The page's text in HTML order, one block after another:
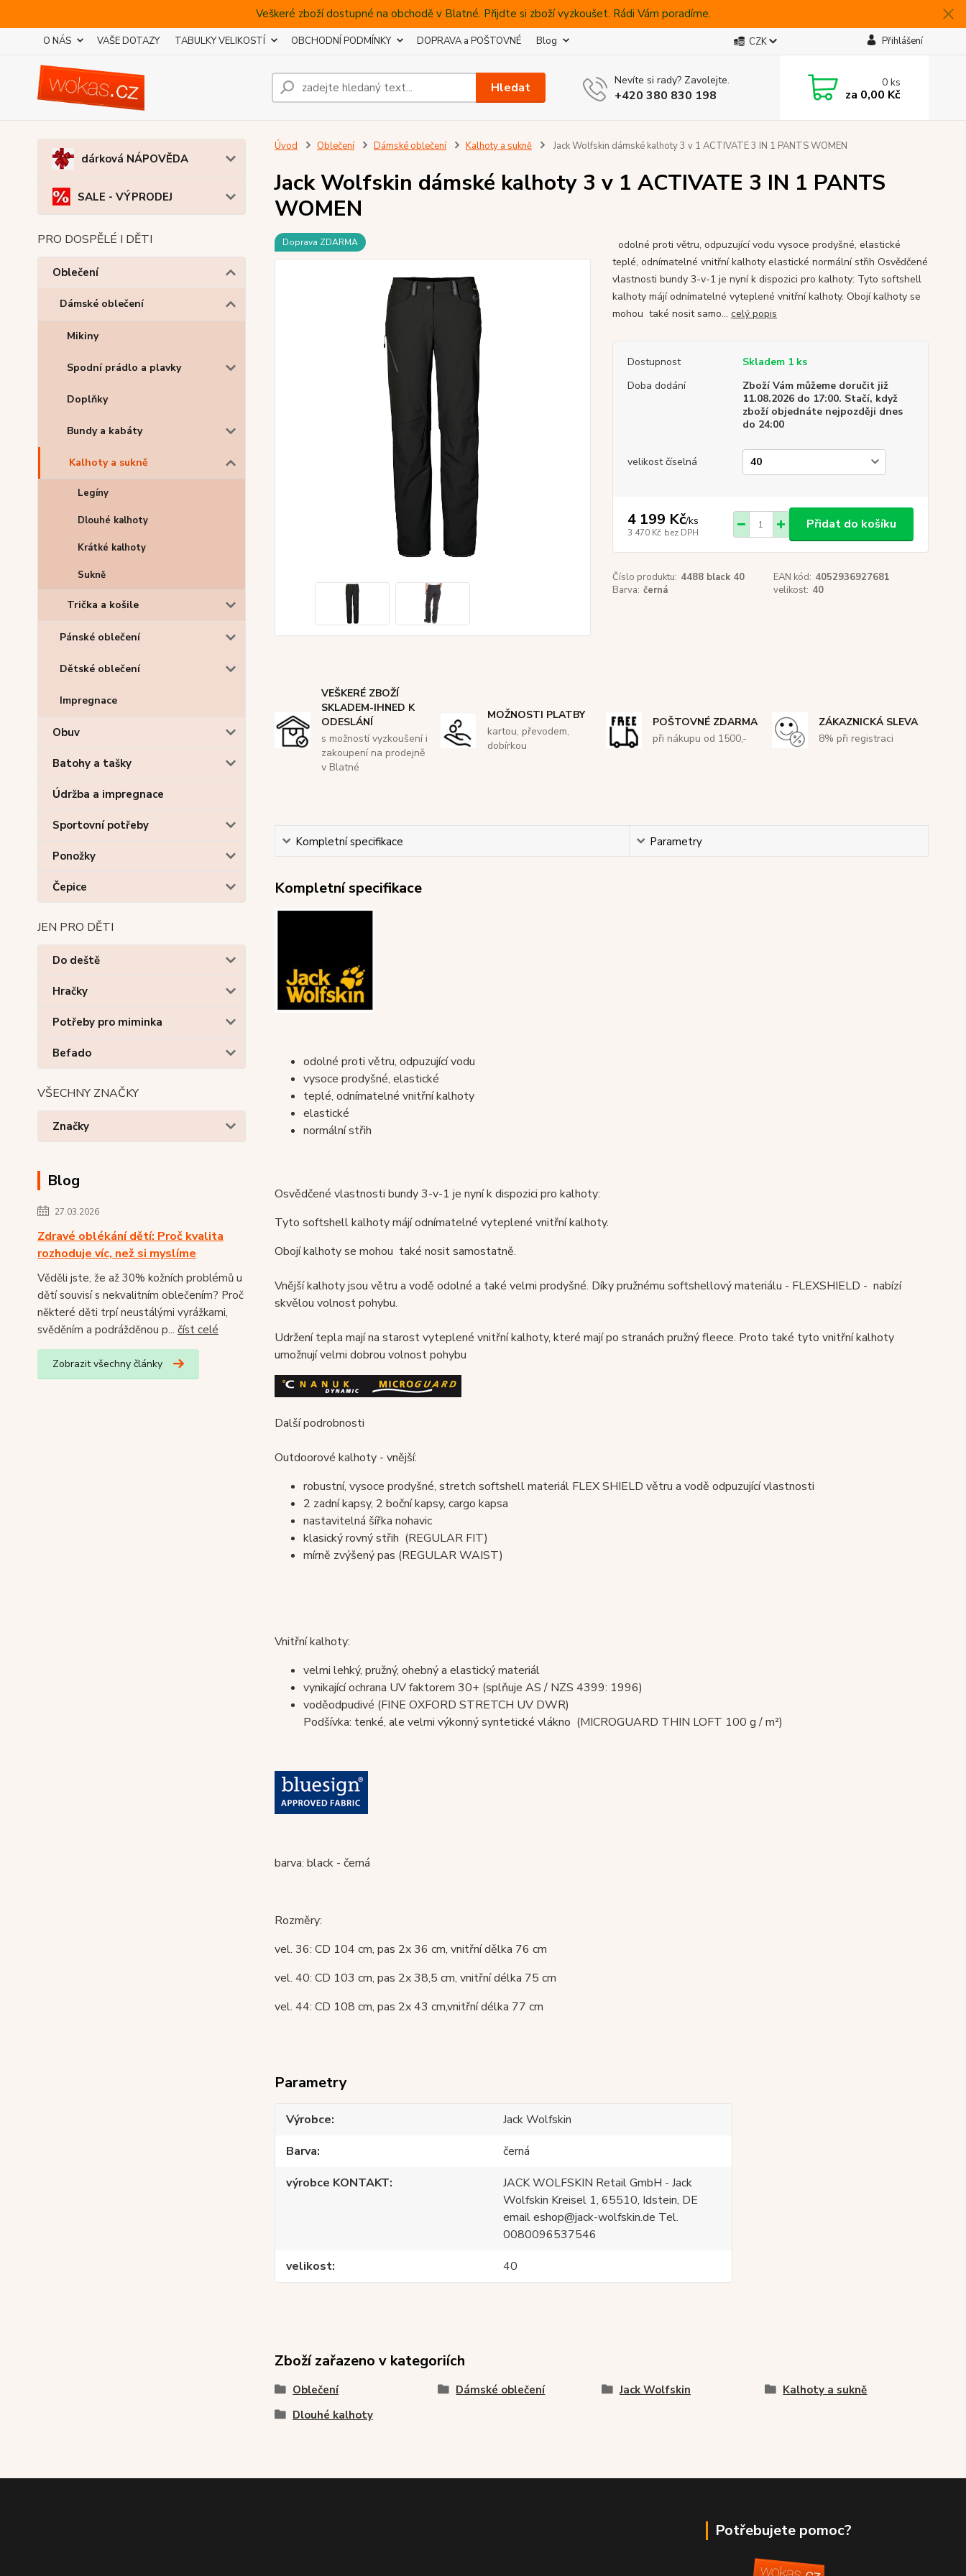
Veškeré zboží dostupné na obchodě v Blatné. Přijdte si zboží vyzkoušet. Rádi Vám poradíme.
O NÁS VAŠE DOTAZY TABULKY VELIKOSTÍ OBCHODNÍ PODMÍNKY DOPRAVA a POŠTOVNÉ Blog CZK Přihlášení
Hledat Nevíte si rady? Zavolejte.
+420 380 830 198
0ks
za 0,00 Kč
dárková NÁPOVĚDA
SALE - VÝPRODEJ
PRO DOSPĚLÉ I DĚTI
Oblečení
Dámské oblečení
Mikiny
Spodní prádlo a plavky
Doplňky
Bundy a kabáty
Kalhoty a sukně
Legíny
Dlouhé kalhoty
Krátké kalhoty
Sukně
Trička a košile
Pánské oblečení
Dětské oblečení
Impregnace
Obuv
Batohy a tašky
Údržba a impregnace
Sportovní potřeby
Ponožky
Čepice
JEN PRO DĚTI
Do deště
Hračky
Potřeby pro miminka
Befado
VŠECHNY ZNAČKY
Značky
Blog
27.03.2026
Zdravé oblékání dětí: Proč kvalita
rozhoduje víc, než si myslíme
Věděli jste, že až 30% kožních problémů u
dětí souvisí s nekvalitním oblečením? Proč
některé děti trpí neustálými vyrážkami,
svěděním a podrážděnou p... číst celé
Zobrazit všechny články
Úvod Oblečení Dámské oblečení Kalhoty a sukně Jack Wolfskin dámské kalhoty 3 v 1 ACTIVATE 3 IN 1 PANTS WOMEN
Jack Wolfskin dámské kalhoty 3 v 1 ACTIVATE 3 IN 1 PANTS
WOMEN
Doprava ZDARMA
odolné proti větru, odpuzující vodu vysoce prodyšné, elastické
teplé, odnímatelné vnitřní kalhoty elastické normální střih Osvědčené
vlastnosti bundy 3-v-1 je nyní k dispozici pro kalhoty: Tyto softshell
kalhoty májí odnímatelné vyteplené vnitřní kalhoty. Obojí kalhoty se
mohou také nosit samo... celý popis
Dostupnost
Skladem 1 ks
Doba dodání
Zboží Vám můžeme doručit již
11.08.2026 do 17:00. Stačí, když
zboží objednáte nejpozději dnes
do 24:00
velikost číselná
4 199 Kč/ks
3 470 Kč bez DPH
Přidat do košíku
Číslo produktu: 4488 black 40 EAN kód: 4052936927681
Barva: černá velikost: 40
VEŠKERÉ ZBOŽÍ
SKLADEM-IHNED K
ODESLÁNÍ
s možností vyzkoušení i
zakoupení na prodejně
v Blatné
MOŽNOSTI PLATBY
kartou, převodem,
dobírkou
POŠTOVNÉ ZDARMA
při nákupu od 1500,-
ZÁKAZNICKÁ SLEVA
8% při registraci
Kompletní specifikace Parametry
Kompletní specifikace
odolné proti větru, odpuzující vodu
vysoce prodyšné, elastické
teplé, odnímatelné vnitřní kalhoty
elastické
normální střih
Osvědčené vlastnosti bundy 3-v-1 je nyní k dispozici pro kalhoty:
Tyto softshell kalhoty májí odnímatelné vyteplené vnitřní kalhoty.
Obojí kalhoty se mohou také nosit samostatně.
Vnější kalhoty jsou větru a vodě odolné a také velmi prodyšné. Díky pružnému softshellový materiálu - FLEXSHIELD - nabízí
skvělou volnost pohybu.
Udržení tepla mají na starost vyteplené vnitřní kalhoty, které mají po stranách pružný fleece. Proto také tyto vnitřní kalhoty
umožnují velmi dobrou volnost pohybu
Další podrobnosti
Outdoorové kalhoty - vnější:
robustní, vysoce prodyšné, stretch softshell materiál FLEX SHIELD větru a vodě odpuzující vlastnosti
2 zadní kapsy, 2 boční kapsy, cargo kapsa
nastavitelná šířka nohavic
klasický rovný střih (REGULAR FIT)
mírně zvýšený pas (REGULAR WAIST)
Vnitřní kalhoty:
velmi lehký, pružný, ohebný a elastický materiál
vynikající ochrana UV faktorem 30+ (splňuje AS / NZS 4399: 1996)
voděodpudivé (FINE OXFORD STRETCH UV DWR)
Podšívka: tenké, ale velmi výkonný syntetické vlákno (MICROGUARD THIN LOFT 100 g / m²)
barva: black - černá
Rozměry:
vel. 36: CD 104 cm, pas 2x 36 cm, vnitřní dělka 76 cm
vel. 40: CD 103 cm, pas 2x 38,5 cm, vnitřní délka 75 cm
vel. 44: CD 108 cm, pas 2x 43 cm,vnitřní délka 77 cm
Parametry
Výrobce
Jack Wolfskin
Barva
černá
výrobce KONTAKT
JACK WOLFSKIN Retail GmbH - Jack
Wolfskin Kreisel 1, 65510, Idstein, DE
email eshop@jack-wolfskin.de Tel.
0080096537546
velikost
40
Zboží zařazeno v kategoriích
Oblečení Dámské oblečení Jack Wolfskin
Kalhoty a sukně
Dlouhé kalhoty
Potřebujete pomoc?